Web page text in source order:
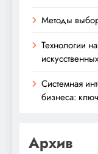
Методы
Технологии
Системная
бизнеса:
Архив